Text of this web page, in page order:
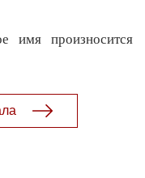
произносится